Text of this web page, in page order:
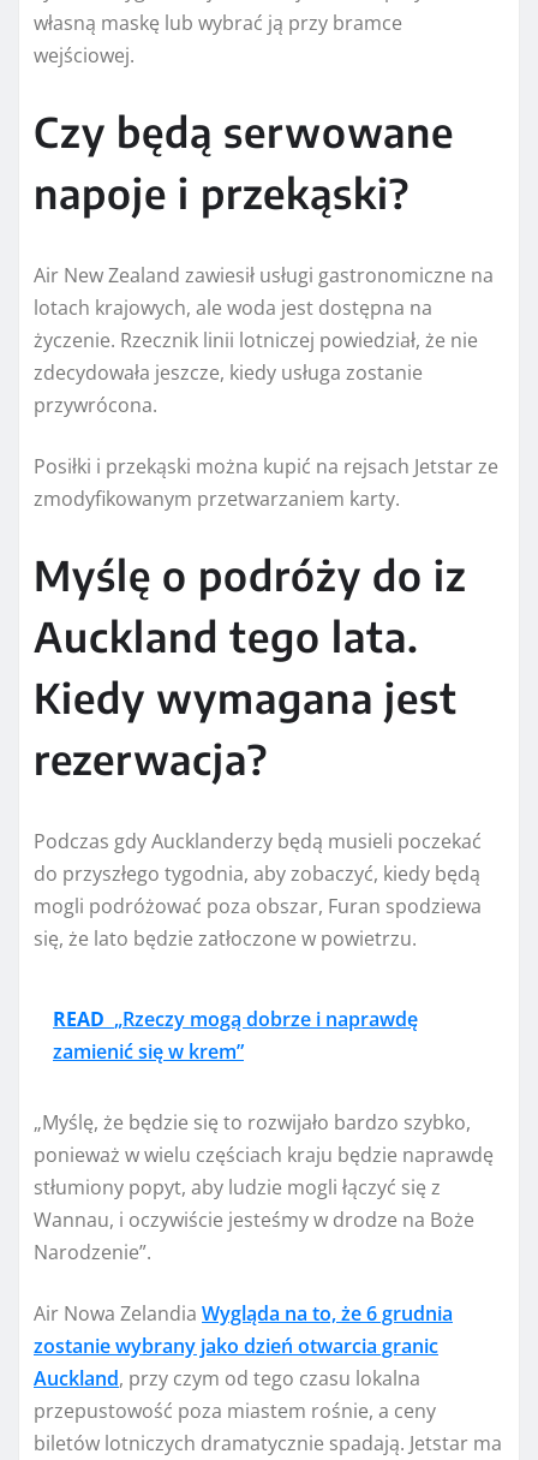
własną maskę lub wybrać ją przy bramce
wejściowej.
Czy będą serwowane
napoje i przekąski?
Air New Zealand zawiesił usługi gastronomiczne na
lotach krajowych, ale woda jest dostępna na
życzenie. Rzecznik linii lotniczej powiedział, że nie
zdecydowała jeszcze, kiedy usługa zostanie
przywrócona.
Posiłki i przekąski można kupić na rejsach Jetstar ze
zmodyfikowanym przetwarzaniem karty.
Myślę o podróży do iz
Auckland tego lata.
Kiedy wymagana jest
rezerwacja?
Podczas gdy Aucklanderzy będą musieli poczekać
do przyszłego tygodnia, aby zobaczyć, kiedy będą
mogli podróżować poza obszar, Furan spodziewa
się, że lato będzie zatłoczone w powietrzu.
READ „Rzeczy mogą dobrze i naprawdę
zamienić się w krem”
„Myślę, że będzie się to rozwijało bardzo szybko,
ponieważ w wielu częściach kraju będzie naprawdę
stłumiony popyt, aby ludzie mogli łączyć się z
Wannau, i oczywiście jesteśmy w drodze na Boże
Narodzenie”.
Air Nowa Zelandia Wygląda na to, że 6 grudnia
zostanie wybrany jako dzień otwarcia granic
Auckland, przy czym od tego czasu lokalna
przepustowość poza miastem rośnie, a ceny
biletów lotniczych dramatycznie spadają. Jetstar ma